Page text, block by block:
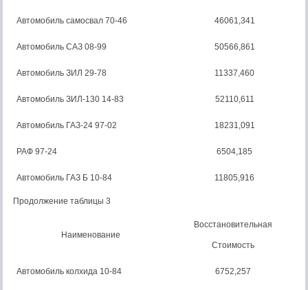
Автомобиль самосвал 70-46 46061,341
Автомобиль САЗ 08-99 50566,861
Автомобиль ЗИЛ 29-78 11337,460
Автомобиль ЗИЛ-130 14-83 52110,611
Автомобиль ГАЗ-24 97-02 18231,091
РАФ 97-24 6504,185
Автомобиль ГАЗ Б 10-84 11805,916
Продолжение таблицы 3
Наименование
Восстановительная
Стоимость
Автомобиль колхида 10-84 6752,257